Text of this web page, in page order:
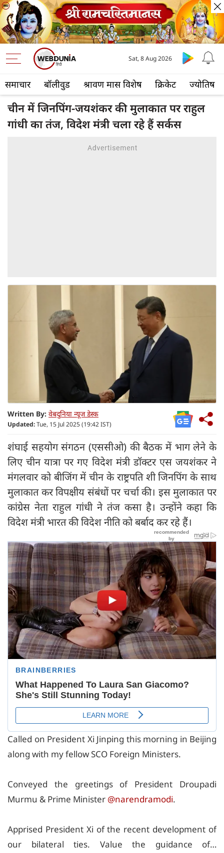
समाचार बॉलीवुड श्रावण मास विशेष क्रिकेट ज्योतिष
Sat, 8 Aug 2026
चीन में जिनपिंग-जयशंकर की मुलाकात पर राहुल
गांधी का तंज, विदेश मंत्री चला रहे हैं सर्कस
Written By: वेबदुनिया न्यूज डेस्क
Updated:Tue, 15 Jul 2025 (19:42 IST)
शंघाई सहयोग संगठन (एससीओ) की बैठक में भाग लेने के
लिए चीन यात्रा पर गए विदेश मंत्री डॉक्टर एस जयशंकर ने
मंगलवार को बीजिंग में चीन के राष्ट्रपति शी जिनपिंग के साथ
मुलाकात कर विपक्षीय संबंधों पर चर्चा की। इस मुलाकात पर
कांग्रेस नेता राहुल गांधी ने तंज कसा है। उन्होंने कहा कि
विदेश मंत्री भारत की विदेश नीति को बर्बाद कर रहे हैं।
Called on President Xi Jinping this morning in Beijing
along with my fellow SCO Foreign Ministers.
Conveyed the greetings of President Droupadi
Murmu & Prime Minister @narendramodi.
Apprised President Xi of the recent development of
our bilateral ties. Value the guidance of…